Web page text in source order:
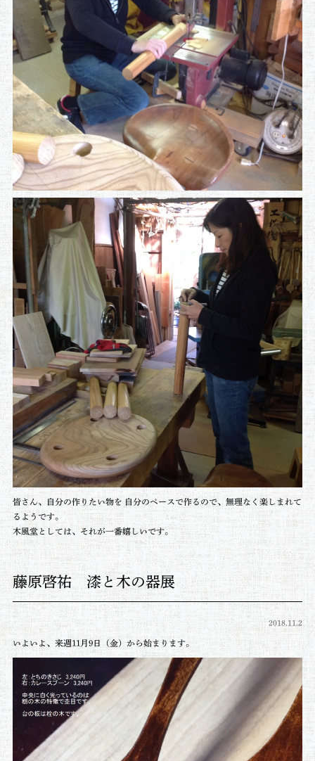
皆さん、自分の作りたい物を 自分のペースで作るので、無理なく楽しまれて
るようです。
木風堂としては、それが一番嬉しいです。
藤原啓祐 漆と木の器展
2018.11.2
いよいよ、来週11月9日（金）から始まります。